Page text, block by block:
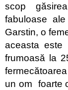
scop
fabuloase
Garstin, o
aceasta
frumoasă la
un om foarte